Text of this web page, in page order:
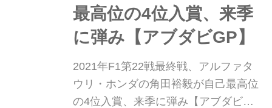
最高位の4位入賞、来季
に弾み【アブダビGP】
2021年F1第22戦最終戦、アルファタ
ウリ・ホンダの角田裕毅が自己最高位
の4位入賞、来季に弾み【アブダビ